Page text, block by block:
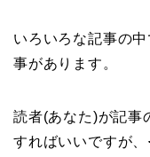
いろいろな記事の
事があります。
読者(あなた)が記事
すればいいですが、